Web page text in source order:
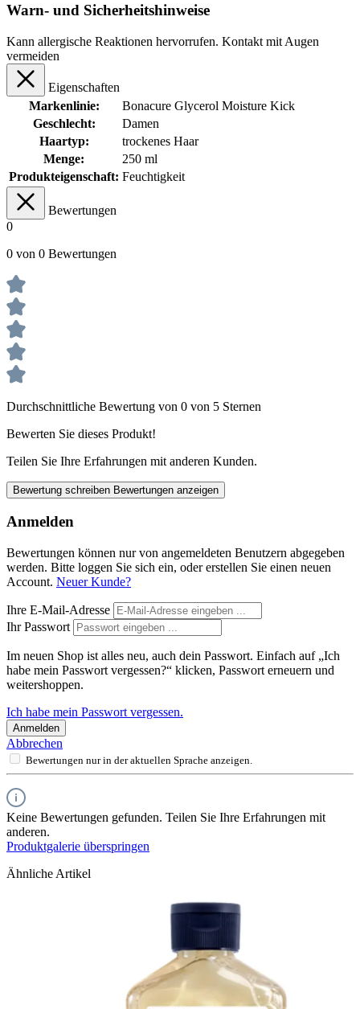
Warn- und Sicherheitshinweise
Kann allergische Reaktionen hervorrufen. Kontakt mit Augen
vermeiden
Eigenschaften
Markenlinie:
Bonacure Glycerol Moisture Kick
Geschlecht:
Damen
Haartyp:
trockenes Haar
Menge:
250 ml
Produkteigenschaft: Feuchtigkeit
Bewertungen
0
0 von 0 Bewertungen
Durchschnittliche Bewertung von 0 von 5 Sternen
Bewerten Sie dieses Produkt!
Teilen Sie Ihre Erfahrungen mit anderen Kunden.
Bewertung schreiben Bewertungen anzeigen
Anmelden
Bewertungen können nur von angemeldeten Benutzern abgegeben
werden. Bitte loggen Sie sich ein, oder erstellen Sie einen neuen
Account. Neuer Kunde?
Ihre E-Mail-Adresse
Ihr Passwort
Im neuen Shop ist alles neu, auch dein Passwort. Einfach auf „Ich
habe mein Passwort vergessen?“ klicken, Passwort erneuern und
weitershoppen.
Ich habe mein Passwort vergessen.
Anmelden
Abbrechen
Bewertungen nur in der aktuellen Sprache anzeigen.
Keine Bewertungen gefunden. Teilen Sie Ihre Erfahrungen mit
anderen.
Produktgalerie überspringen
Ähnliche Artikel